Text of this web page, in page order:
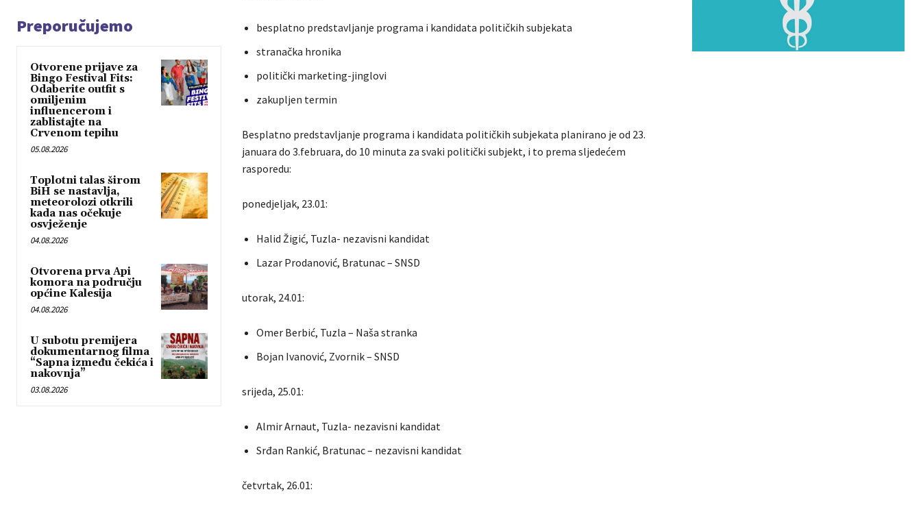
Preporučujemo
Otvorene prijave za
Bingo Festival Fits:
Odaberite outfit s
omiljenim
influencerom i
zablistajte na
Crvenom tepihu
05.08.2026
Toplotni talas širom
BiH se nastavlja,
meteorolozi otkrili
kada nas očekuje
osvježenje
04.08.2026
Otvorena prva Api
komora na području
općine Kalesija
04.08.2026
U subotu premijera
dokumentarnog filma
“Sapna između čekića i
nakovnja”
03.08.2026
besplatno predstavljanje programa i kandidata političkih subjekata
stranačka hronika
politički marketing-jinglovi
zakupljen termin
Besplatno predstavljanje programa i kandidata političkih subjekata planirano je od 23.
januara do 3.februara, do 10 minuta za svaki politički subjekt, i to prema sljedećem
rasporedu:
ponedjeljak, 23.01:
Halid Žigić, Tuzla- nezavisni kandidat
Lazar Prodanović, Bratunac – SNSD
utorak, 24.01:
Omer Berbić, Tuzla – Naša stranka
Bojan Ivanović, Zvornik – SNSD
srijeda, 25.01:
Almir Arnaut, Tuzla- nezavisni kandidat
Srđan Rankić, Bratunac – nezavisni kandidat
četvrtak, 26.01: